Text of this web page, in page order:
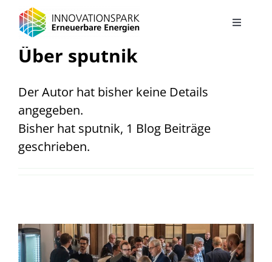
Zum
Inhalt
springen
Toggle
Projekt
Solarautobahn
Energielandschaft
Energiesystem Industriegebiet Elsbachtal
Über sputnik
Der Autor hat bisher keine Details
angegeben.
Bisher hat sputnik, 1 Blog Beiträge
geschrieben.